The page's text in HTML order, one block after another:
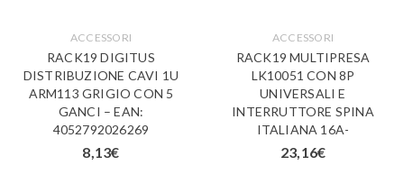
ACCESSORI
RACK19 DIGITUS
DISTRIBUZIONE CAVI 1U
ARM113 GRIGIO CON 5
GANCI – EAN:
4052792026269
8,13€
ACCESSORI
RACK19 MULTIPRESA
LK10051 CON 8P
UNIVERSALI E
INTERRUTTORE SPINA
ITALIANA 16A-
23,16€